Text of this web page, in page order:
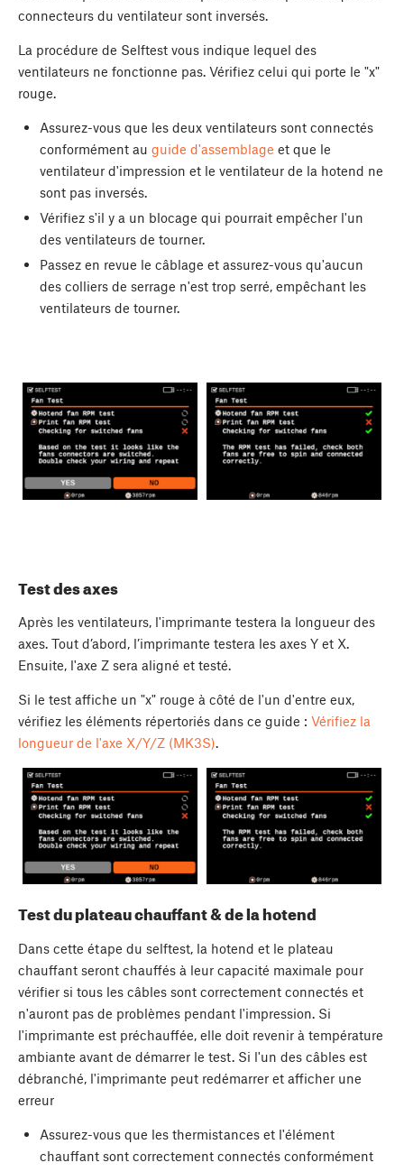
connecteurs du ventilateur sont inversés.
La procédure de Selftest vous indique lequel des
ventilateurs ne fonctionne pas. Vérifiez celui qui porte le "x"
rouge.
Assurez-vous que les deux ventilateurs sont connectés
conformément au guide d'assemblage et que le
ventilateur d'impression et le ventilateur de la hotend ne
sont pas inversés.
Vérifiez s'il y a un blocage qui pourrait empêcher l'un
des ventilateurs de tourner.
Passez en revue le câblage et assurez-vous qu'aucun
des colliers de serrage n'est trop serré, empêchant les
ventilateurs de tourner.
Test des axes
Après les ventilateurs, l'imprimante testera la longueur des
axes. Tout d’abord, l’imprimante testera les axes Y et X.
Ensuite, l'axe Z sera aligné et testé.
Si le test affiche un "x" rouge à côté de l'un d'entre eux,
vérifiez les éléments répertoriés dans ce guide : Vérifiez la
longueur de l'axe X/Y/Z (MK3S).
Test du plateau chauffant & de la hotend
Dans cette étape du selftest, la hotend et le plateau
chauffant seront chauffés à leur capacité maximale pour
vérifier si tous les câbles sont correctement connectés et
n'auront pas de problèmes pendant l'impression. Si
l'imprimante est préchauffée, elle doit revenir à température
ambiante avant de démarrer le test. Si l'un des câbles est
débranché, l'imprimante peut redémarrer et afficher une
erreur
Assurez-vous que les thermistances et l'élément
chauffant sont correctement connectés conformément